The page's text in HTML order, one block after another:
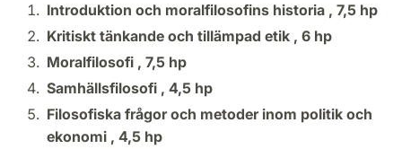
Introduktion och moralfilosofins historia , 7,5 hp
Kritiskt tänkande och tillämpad etik , 6 hp
Moralfilosofi , 7,5 hp
Samhällsfilosofi , 4,5 hp
Filosofiska frågor och metoder inom politik och
ekonomi , 4,5 hp